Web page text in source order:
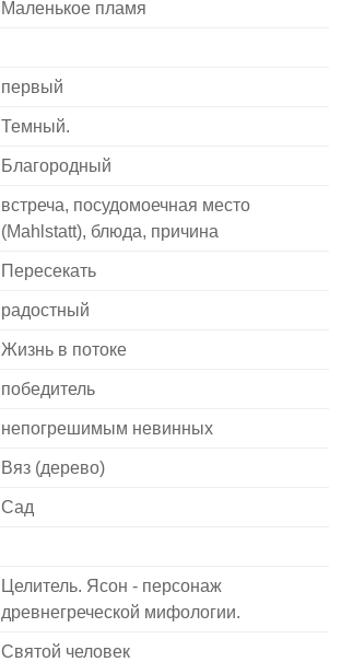
Маленькое пламя
первый
Темный.
Благородный
встреча, посудомоечная место
(Mahlstatt), блюда, причина
Пересекать
радостный
Жизнь в потоке
победитель
непогрешимым невинных
Вяз (дерево)
Сад
Целитель. Ясон - персонаж
древнегреческой мифологии.
Святой человек